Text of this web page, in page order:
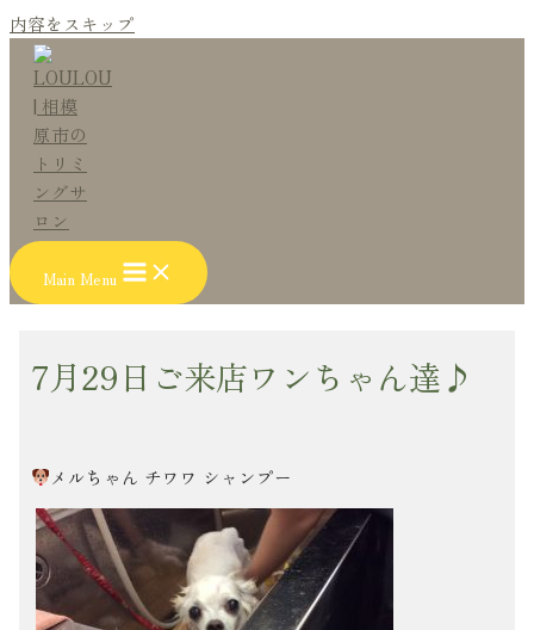
内容をスキップ
Main Menu
7月29日ご来店ワンちゃん達♪
メルちゃん チワワ シャンプー